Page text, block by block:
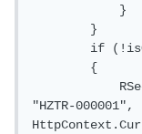
}
}
if
(!
{
"HZTR-000001",
HttpContext.